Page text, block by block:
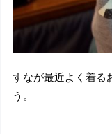
すなが最近よく着る
う。